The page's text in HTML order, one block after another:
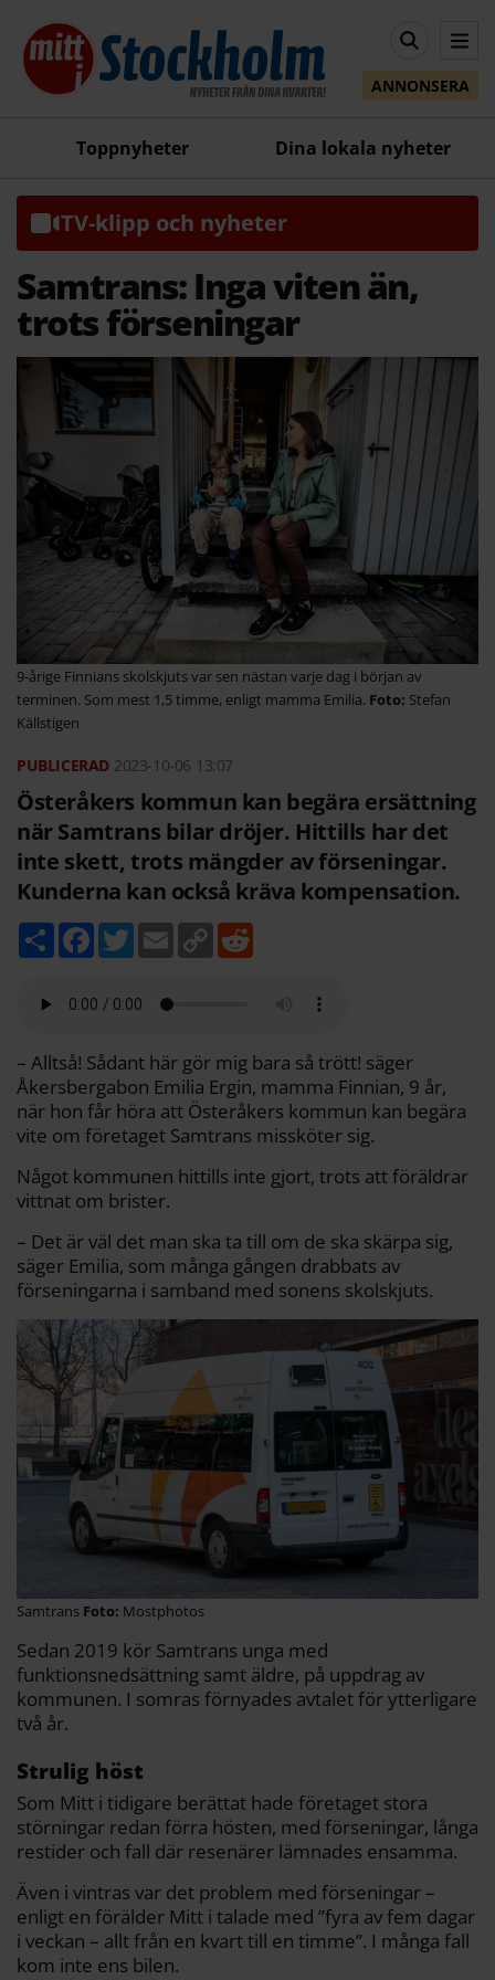
ANNONSERA
Toppnyheter Dina lokala nyheter
TV-klipp och nyheter
Samtrans: Inga viten än,
trots förseningar
9-årige Finnians skolskjuts var sen nästan varje dag i början av
terminen. Som mest 1,5 timme, enligt mamma Emilia.
Stefan
Källstigen
2023-10-06 13:07
Österåkers kommun kan begära ersättning
när Samtrans bilar dröjer. Hittills har det
inte skett, trots mängder av förseningar.
Kunderna kan också kräva kompensation.
D
e
F
b
k
T
w
t
E
m
C
o
k
– Alltså! Sådant här gör mig bara så trött! säger
Åkersbergabon Emilia Ergin, mamma Finnian, 9 år,
när hon får höra att Österåkers kommun kan begära
vite om företaget Samtrans missköter sig.
Något kommunen hittills inte gjort, trots att föräldrar
vittnat om brister.
– Det är väl det man ska ta till om de ska skärpa sig,
säger Emilia, som många gången drabbats av
förseningarna i samband med sonens skolskjuts.
Samtrans Mostphotos
Sedan 2019 kör Samtrans unga med
funktionsnedsättning samt äldre, på uppdrag av
kommunen. I somras förnyades avtalet för ytterligare
två år.
Strulig höst
Som Mitt i tidigare berättat hade företaget stora
störningar redan förra hösten, med förseningar, långa
restider och fall där resenärer lämnades ensamma.
Även i vintras var det problem med förseningar –
enligt en förälder Mitt i talade med ”fyra av fem dagar
i veckan – allt från en kvart till en timme”. I många fall
kom inte ens bilen.